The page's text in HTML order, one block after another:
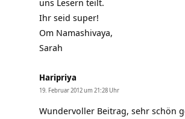
uns Lesern teilt.
Ihr seid super!
Om Namashivaya,
Sarah
Haripriya
19. Februar 2012 um 21:28 Uhr
Wundervoller Beitrag, sehr schön